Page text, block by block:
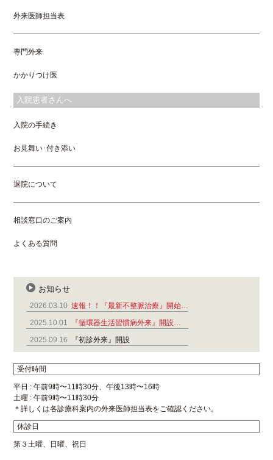
外来医師担当表
専門外来
かかりつけ医
入院患者さんへ
入院の手続き
お見舞い･付き添い
退院について
相談窓口のご案内
よくある質問
お知らせ
2026.03.10 速報！！『最新不整脈治療』開始…
2025.10.01
『循環器生活習慣病外来』開設…
2025.09.16
『初診外来』開設
受付時間
平日 : 午前9時〜11時30分、午後13時〜16時
土曜 : 午前9時〜11時30分
＊詳しくは各診療科案内の外来医師担当表をご確認ください。
休診日
第３土曜、日曜、祝日